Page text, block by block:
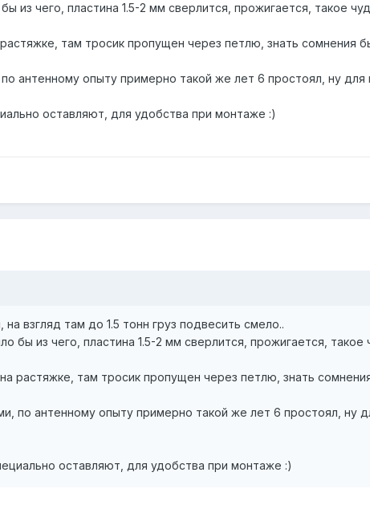
из чего, пластина 1.5-2 мм сверлится, прожигается, такое
там тросик пропущен через петлю, знать сомнения
антенному опыту примерно такой же лет 6 простоял, ну для
оставляют, для удобства при монтаже :)
взгляд там до 1.5 тонн груз подвесить смело..
бы из чего, пластина 1.5-2 мм сверлится, прожигается,
растяжке, там тросик пропущен через петлю, знать
по антенному опыту примерно такой же лет 6 простоял, ну
оставляют, для удобства при монтаже :)